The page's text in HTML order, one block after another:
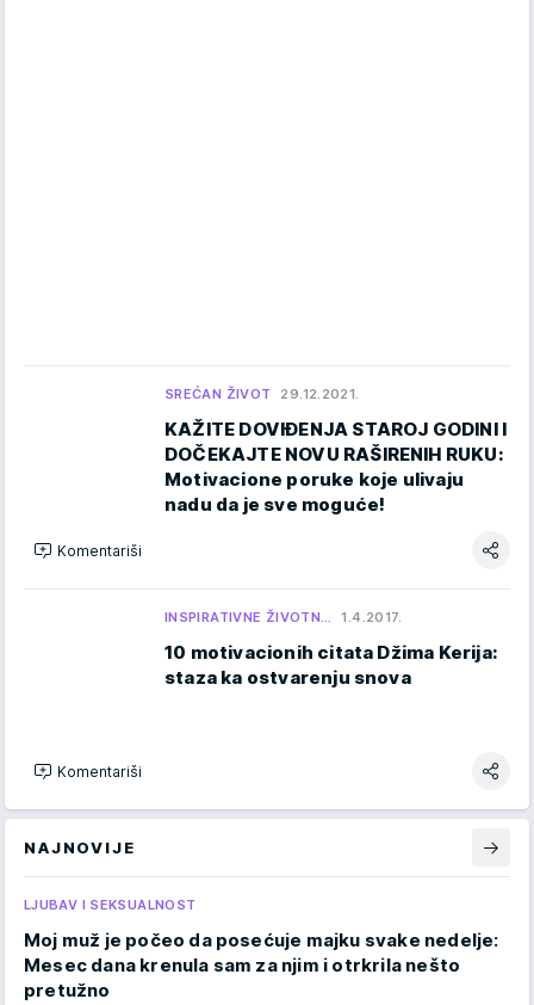
SREĆAN ŽIVOT 29.12.2021.
KAŽITE DOVIĐENJA STAROJ GODINI I
DOČEKAJTE NOVU RAŠIRENIH RUKU:
Motivacione poruke koje ulivaju
nadu da je sve moguće!
Komentariši
INSPIRATIVNE ŽIVOTN… 1.4.2017.
10 motivacionih citata Džima Kerija:
staza ka ostvarenju snova
Komentariši
NAJNOVIJE
LJUBAV I SEKSUALNOST
Moj muž je počeo da posećuje majku svake nedelje:
Mesec dana krenula sam za njim i otrkrila nešto
pretužno